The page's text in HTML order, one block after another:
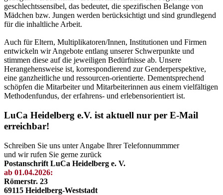
geschlechtssensibel, das bedeutet, die spezifischen Belange von
Mädchen bzw. Jungen werden berücksichtigt und sind grundlegend
für die inhaltliche Arbeit.
Auch für Eltern, Multiplikatoren/Innen, Institutionen und Firmen
entwickeln wir Angebote entlang unserer Schwerpunkte und
stimmen diese auf die jeweiligen Bedürfnisse ab. Unsere
Herangehensweise ist, korrespondierend zur Genderperspektive,
eine ganzheitliche und ressourcen-orientierte. Dementsprechend
schöpfen die Mitarbeiter und Mitarbeiterinnen aus einem vielfältigen
Methodenfundus, der erfahrens- und erlebensorientiert ist.
LuCa Heidelberg e.V. ist aktuell nur per E-Mail
erreichbar!
Schreiben Sie uns unter Angabe Ihrer Telefonnummmer
und wir rufen Sie gerne zurück
Postanschrift LuCa Heidelberg e. V.
ab 01.04.2026:
Römerstr. 23
69115 Heidelberg-Weststadt